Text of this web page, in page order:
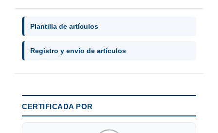
Plantilla de artículos
Registro y envío de artículos
CERTIFICADA POR